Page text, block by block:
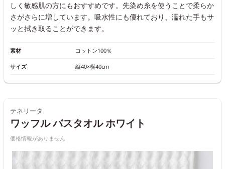
しく敏感肌の方にもおすすめです。先染め糸を使うことで柔らか
さがさらに増しています。吸水性にも優れており、濡れた手もサ
ッと拭き取ることができます。
素材 コットン100％
サイズ 縦40×横40cm
テネリータ
ワッフル バスタオル ホワイト
価格情報がありません